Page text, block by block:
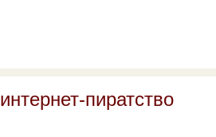
пиратство